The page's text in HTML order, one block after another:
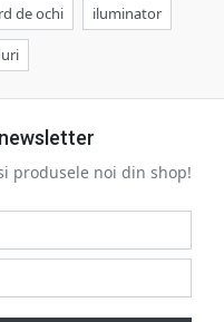
de ochi iluminator
produsele noi din shop!